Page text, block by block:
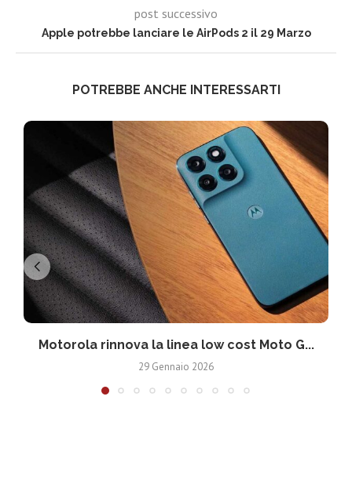
post successivo
Apple potrebbe lanciare le AirPods 2 il 29 Marzo
POTREBBE ANCHE INTERESSARTI
Motorola rinnova la linea low cost Moto G...
29 Gennaio 2026